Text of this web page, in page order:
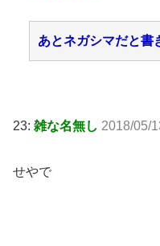
あとネガシマだと書
23: 雑な名無し 2018/05/
せやで